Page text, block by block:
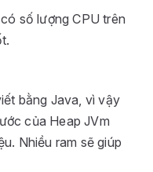
số lượng CPU trên
bằng Java, vì vậy
của Heap JVm
Nhiều ram sẽ giúp